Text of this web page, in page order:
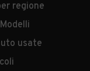
regione
usate